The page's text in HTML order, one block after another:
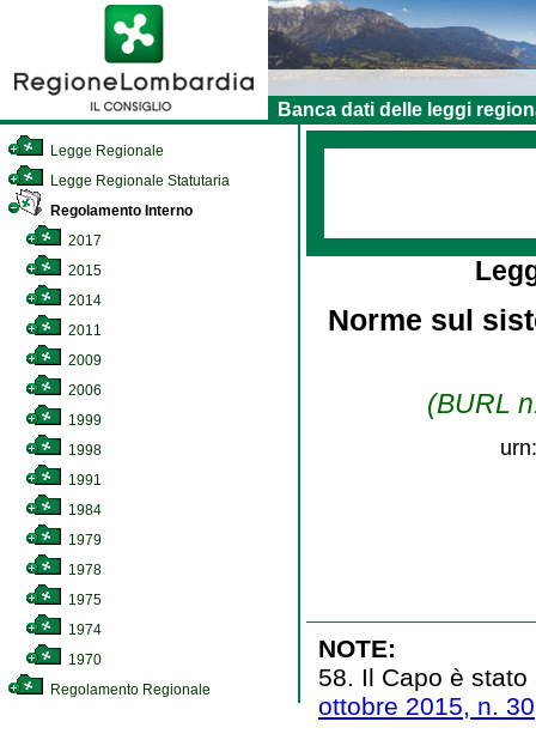
Banca dati delle leggi
Legge Regionale
Legge Regionale Statutaria
Regolamento Interno
2017
2015
2014
2011
2009
2006
1999
1998
1991
1984
1979
1978
1975
1974
1970
Regolamento Regionale
Norme sul
(BURL
NOTE:
58. Il Capo è
ottobre 2015, n. 30